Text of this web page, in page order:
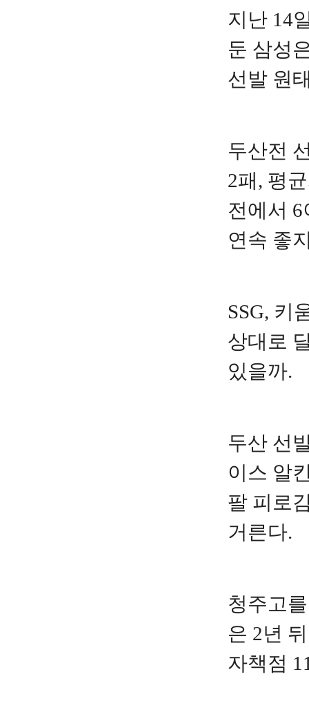
지난 14
둔 삼성
선발 원
두산전
2패, 평
전에서
연속 좋
SSG, 키
상대로
있을까.
두산 선
이스 알
팔 피로
거른다.
청주고
은 2년
자책점